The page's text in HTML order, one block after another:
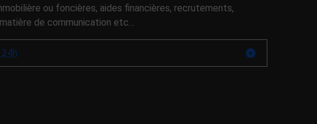
ou foncières, aides financières, recrutements,
de communication etc…